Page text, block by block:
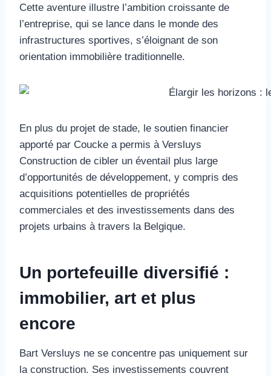
Cette aventure illustre l’ambition croissante de
l’entreprise, qui se lance dans le monde des
infrastructures sportives, s’éloignant de son
orientation immobilière traditionnelle.
En plus du projet de stade, le soutien financier
apporté par Coucke a permis à Versluys
Construction de cibler un éventail plus large
d’opportunités de développement, y compris des
acquisitions potentielles de propriétés
commerciales et des investissements dans des
projets urbains à travers la Belgique.
Un portefeuille diversifié :
immobilier, art et plus
encore
Bart Versluys ne se concentre pas uniquement sur
la construction. Ses investissements couvrent